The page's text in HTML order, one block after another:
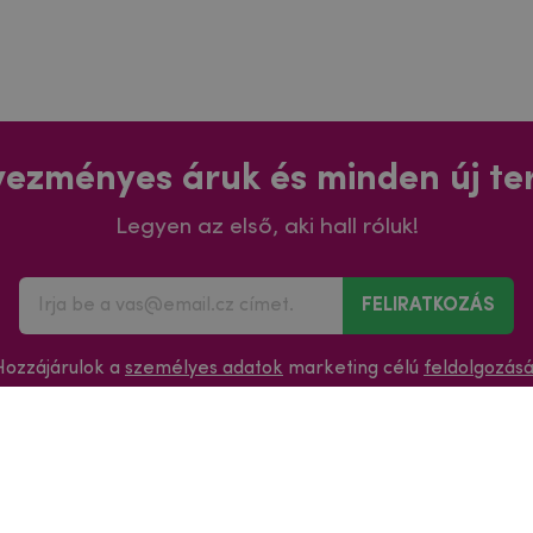
áruk és minden új
Legyen az első, aki hall róluk!
FELIRATKOZÁS
a személyes adatok marketing célú